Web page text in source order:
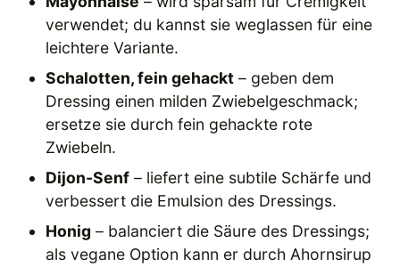
verwendet; du kannst sie weglassen für eine
leichtere Variante.
Schalotten, fein gehackt – geben dem
Dressing einen milden Zwiebelgeschmack;
ersetze sie durch fein gehackte rote
Zwiebeln.
Dijon-Senf – liefert eine subtile Schärfe und
verbessert die Emulsion des Dressings.
Honig – balanciert die Säure des Dressings;
als vegane Option kann er durch Ahornsirup